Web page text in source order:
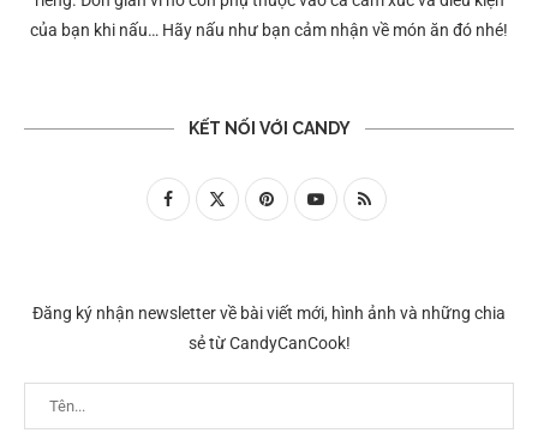
của bạn khi nấu… Hãy nấu như bạn cảm nhận về món ăn đó nhé!
KẾT NỐI VỚI CANDY
Đăng ký nhận newsletter về bài viết mới, hình ảnh và những chia
sẻ từ CandyCanCook!